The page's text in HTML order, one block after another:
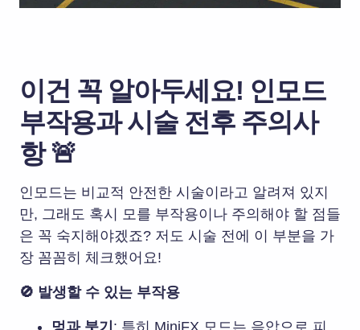
이건 꼭 알아두세요! 인모드
부작용과 시술 전후 주의사
항 🚨
인모드는 비교적 안전한 시술이라고 알려져 있지
만, 그래도 혹시 모를 부작용이나 주의해야 할 점들
은 꼭 숙지해야겠죠? 저도 시술 전에 이 부분을 가
장 꼼꼼히 체크했어요!
🚫 발생할 수 있는 부작용